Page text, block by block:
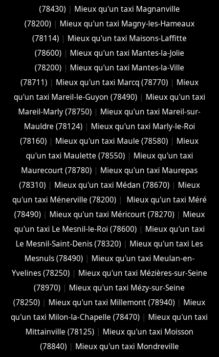
(78430) | Mieux qu'un taxi Magnanville
(78200) | Mieux qu'un taxi Magny-les-Hameaux
(78114) | Mieux qu'un taxi Maisons-Laffitte
(78600) | Mieux qu'un taxi Mantes-la-Jolie
(78200) | Mieux qu'un taxi Mantes-la-Ville
(78711) | Mieux qu'un taxi Marcq (78770) | Mieux
qu'un taxi Mareil-le-Guyon (78490) | Mieux qu'un taxi
Mareil-Marly (78750) | Mieux qu'un taxi Mareil-sur-
Mauldre (78124) | Mieux qu'un taxi Marly-le-Roi
(78160) | Mieux qu'un taxi Maule (78580) | Mieux
qu'un taxi Maulette (78550) | Mieux qu'un taxi
Maurecourt (78780) | Mieux qu'un taxi Maurepas
(78310) | Mieux qu'un taxi Médan (78670) | Mieux
qu'un taxi Ménerville (78200) |
Mieux qu'un taxi Méré
(78490) | Mieux qu'un taxi Méricourt (78270) | Mieux
qu'un taxi Le Mesnil-le-Roi (78600) | Mieux qu'un taxi
Le Mesnil-Saint-Denis (78320) | Mieux qu'un taxi Les
Mesnuls (78490) | Mieux qu'un taxi Meulan-en-
Yvelines (78250) | Mieux qu'un taxi Mézières-sur-Seine
(78970) | Mieux qu'un taxi Mézy-sur-Seine
(78250) | Mieux qu'un taxi Millemont (78940) | Mieux
qu'un taxi Milon-la-Chapelle (78470) | Mieux qu'un taxi
Mittainville (78125) | Mieux qu'un taxi Moisson
(78840) | Mieux qu'un taxi Mondreville